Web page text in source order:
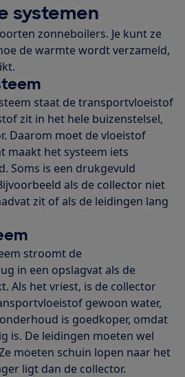
systemen
zonneboilers. Je kunt ze
de warmte wordt verzameld,
staat de transportvloeistof
zit in het hele buizenstelsel,
Daarom moet de vloeistof
maakt het systeem iets
Soms is een drukgevuld
als de collector niet
zit of als de leidingen lang
stroomt de
in een opslagvat als de
Als het vriest, is de collector
gewoon water,
is goedkoper, omdat
is. De leidingen moeten wel
moeten schuin lopen naar het
ligt dan de collector.